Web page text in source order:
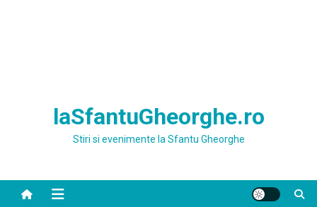
laSfantuGheorghe.ro
Stiri si evenimente la Sfantu Gheorghe